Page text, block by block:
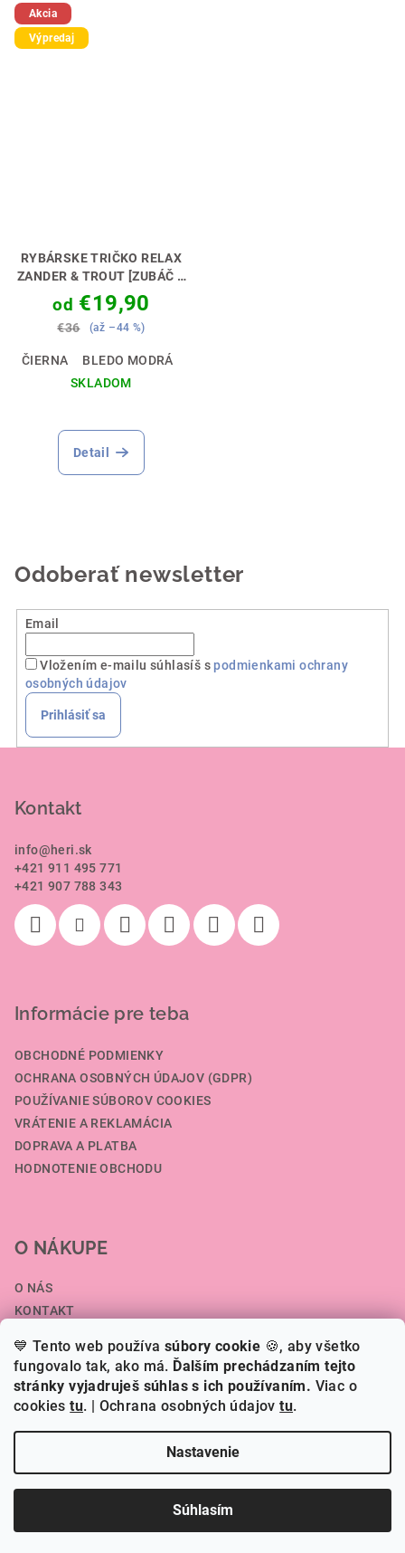
💙 Tento web používa súbory cookie 🍪, aby všetko
fungovalo tak, ako má. Ďalším prechádzaním tejto
stránky vyjadruješ súhlas s ich používaním. Viac o
cookiestu. | Ochrana osobných údajovtu.
Nastavenie
Súhlasím
Akcia
Výpredaj
RYBÁRSKE TRIČKO RELAX
ZANDER & TROUT [ZUBÁČ A
PSTRUH NA DOMAŠI]
RYBAČKA JE O RELAX 🎣🌊
od €19,90
€36 (až –44 %)
ČIERNA
BLEDO MODRÁ
SKLADOM
Detail
Odoberať newsletter
Email
Vložením e-mailu súhlasíš spodmienkami ochrany
osobných údajov
Prihlásiť sa
Kontakt
info@heri.sk
+421 911 495 771
+421 907 788 343
Informácie pre teba
OBCHODNÉ PODMIENKY
OCHRANA OSOBNÝCH ÚDAJOV (GDPR)
POUŽÍVANIE SÚBOROV COOKIES
VRÁTENIE A REKLAMÁCIA
DOPRAVA A PLATBA
HODNOTENIE OBCHODU
O NÁKUPE
O NÁS
KONTAKT
ČLÁNKY
HERI.SK. Všetky práva vyhradené.